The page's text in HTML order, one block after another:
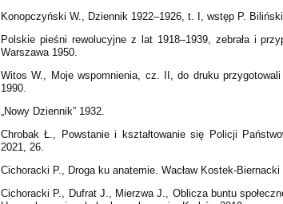
Konopczyński W., Dziennik 1922–1926, t. I, wstęp P.
Polskie pieśni rewolucyjne z lat 1918–1939, zebrała i
Warszawa 1950.
Witos W., Moje wspomnienia, cz. II, do druku
1990.
„Nowy Dziennik” 1932.
Chrobak Ł., Powstanie i kształtowanie się Policji
2021, 26.
Cichoracki P., Droga ku anatemie. Wacław Kostek-Biernacki
Cichoracki P., Dufrat J., Mierzwa J., Oblicza buntu